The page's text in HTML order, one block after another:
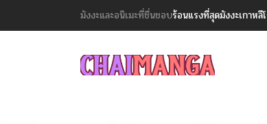
มังงะและอนิเมะที่ชื่นชอบร้อนแรงที่สุดมังงะเกาหลี